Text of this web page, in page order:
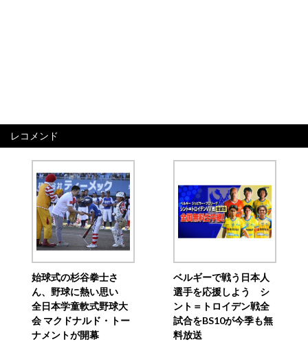
レコメンド
始球式の杉谷拳士さ
ん、野球に熱い思い
全日本学童軟式野球大
会 マクドナルド・トー
ナメントが開幕
ベルギーで戦う日本人
選手を応援しよう シ
ント＝トロイデン戦全
試合をBS10が今季も無
料放送